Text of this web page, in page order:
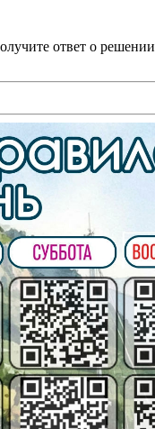
ответ о решении